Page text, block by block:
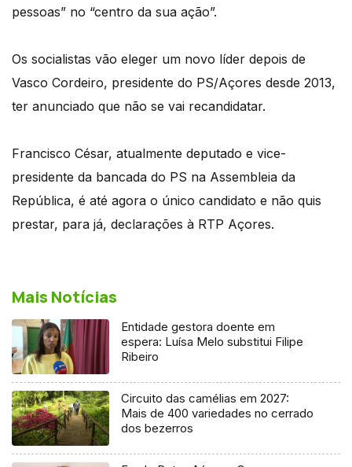
pessoas” no “centro da sua ação”.
Os socialistas vão eleger um novo líder depois de
Vasco Cordeiro, presidente do PS/Açores desde 2013,
ter anunciado que não se vai recandidatar.
Francisco César, atualmente deputado e vice-
presidente da bancada do PS na Assembleia da
República, é até agora o único candidato e não quis
prestar, para já, declarações à RTP Açores.
Mais Notícias
Entidade gestora doente em
espera: Luísa Melo substitui Filipe
Ribeiro
Circuito das camélias em 2027:
Mais de 400 variedades no cerrado
dos bezerros